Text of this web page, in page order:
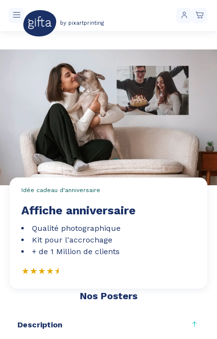
by pixartprinting
Livraison toujours gratuite à partir de 40 € d'achat
Idée cadeau d'anniversaire
Affiche anniversaire
Qualité photographique
Kit pour l'accrochage
+ de 1 Million de clients
Nos Posters
Description